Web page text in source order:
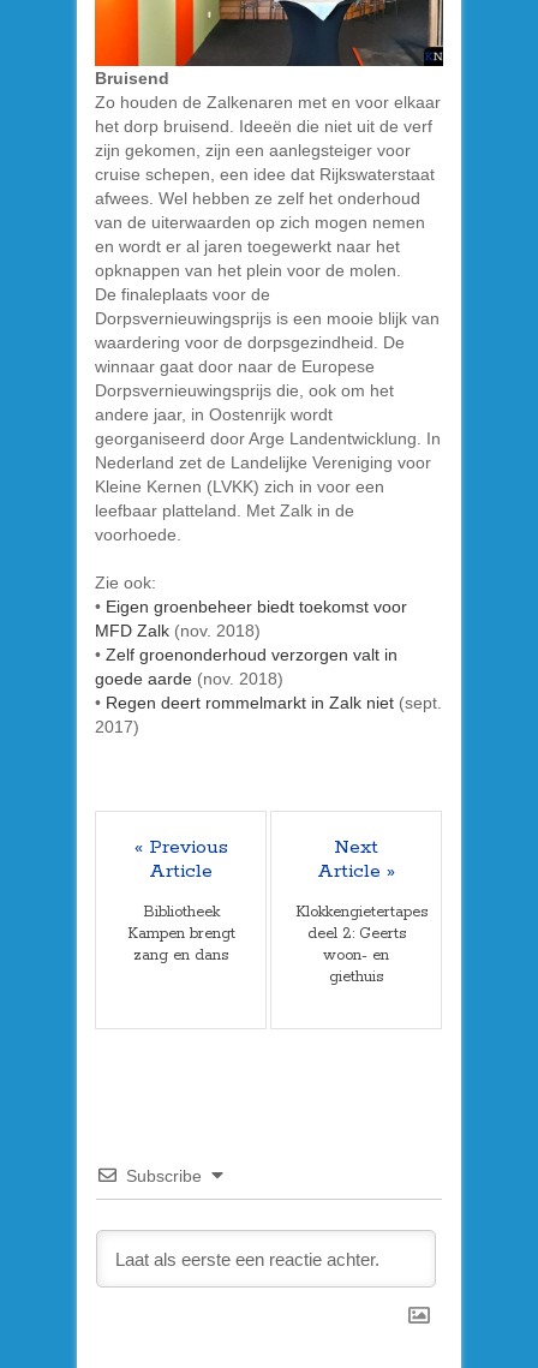
Bruisend
Zo houden de Zalkenaren met en voor elkaar
het dorp bruisend. Ideeën die niet uit de verf
zijn gekomen, zijn een aanlegsteiger voor
cruise schepen, een idee dat Rijkswaterstaat
afwees. Wel hebben ze zelf het onderhoud
van de uiterwaarden op zich mogen nemen
en wordt er al jaren toegewerkt naar het
opknappen van het plein voor de molen.
De finaleplaats voor de
Dorpsvernieuwingsprijs is een mooie blijk van
waardering voor de dorpsgezindheid. De
winnaar gaat door naar de Europese
Dorpsvernieuwingsprijs die, ook om het
andere jaar, in Oostenrijk wordt
georganiseerd door Arge Landentwicklung. In
Nederland zet de Landelijke Vereniging voor
Kleine Kernen (LVKK) zich in voor een
leefbaar platteland. Met Zalk in de
voorhoede.
Zie ook:
• Eigen groenbeheer biedt toekomst voor
MFD Zalk (nov. 2018)
• Zelf groenonderhoud verzorgen valt in
goede aarde (nov. 2018)
• Regen deert rommelmarkt in Zalk niet (sept.
2017)
« Previous
Article
Bibliotheek
Kampen brengt
zang en dans
Next
Article »
Klokkengietertapes
deel 2: Geerts
woon- en
giethuis
Subscribe